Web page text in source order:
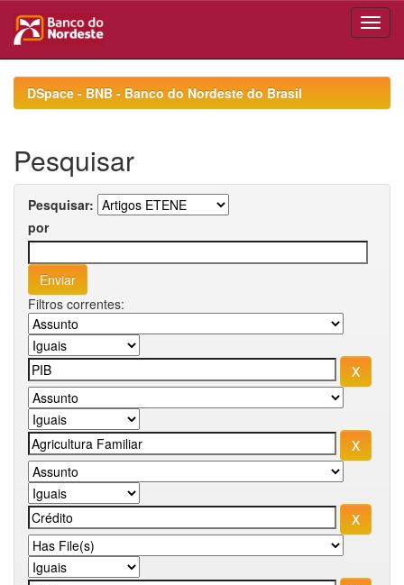
navigationDSpace - BNB - Banco do Nordeste do Brasil
Pesquisar
Pesquisar:
por
Filtros correntes: